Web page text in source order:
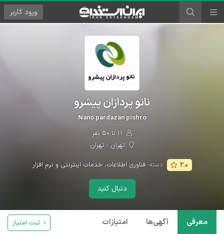
ورود کاربر
نانو پردازان پیشرو
Nano pardazan pishro
تهران - تهران
۲.۰ دسته:فناوری اطلاعات، خدمات اینترنتی و نرم افزار
دنبال کنید
معرفی آگهی‌ها امتیازات ثبت امتیاز